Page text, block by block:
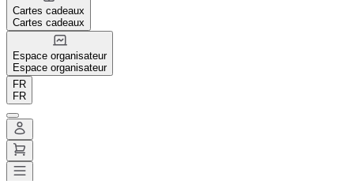
Cartes cadeaux
Cartes cadeaux
Espace organisateur
Espace organisateur
FR
FR